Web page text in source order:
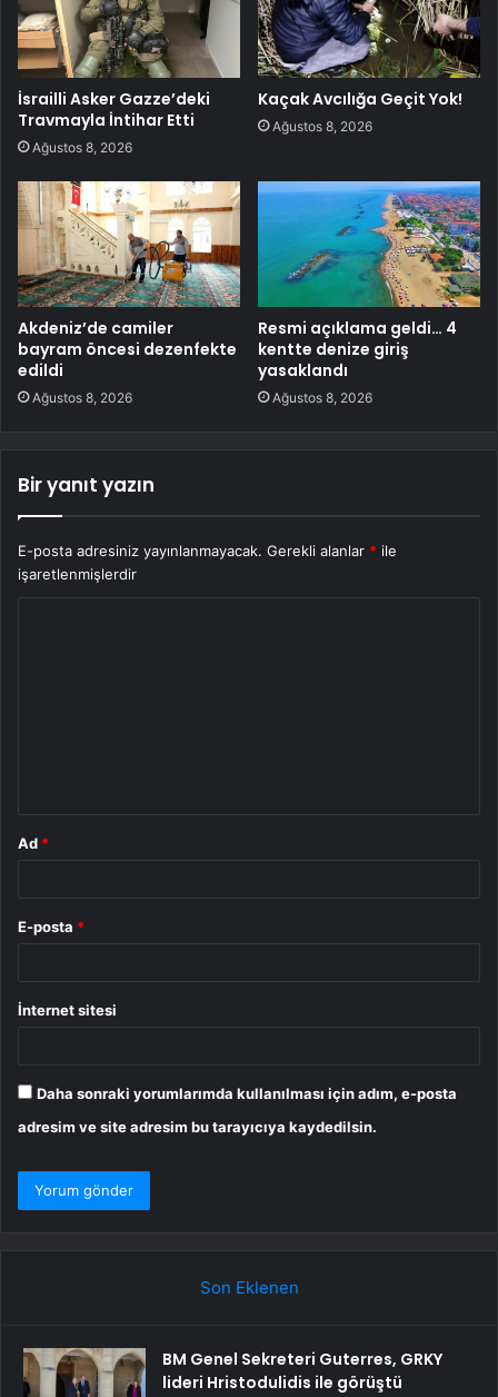
İsrailli Asker Gazze’deki
Travmayla İntihar Etti
Ağustos 8, 2026
Kaçak Avcılığa Geçit Yok!
Ağustos 8, 2026
Akdeniz’de camiler
bayram öncesi dezenfekte
edildi
Ağustos 8, 2026
Resmi açıklama geldi… 4
kentte denize giriş
yasaklandı
Ağustos 8, 2026
Bir yanıt yazın
E-posta adresiniz yayınlanmayacak. Gerekli alanlar * ile
işaretlenmişlerdir
Ad *
E-posta *
İnternet sitesi
Daha sonraki yorumlarımda kullanılması için adım, e-posta
adresim ve site adresim bu tarayıcıya kaydedilsin.
Son Eklenen
BM Genel Sekreteri Guterres, GRKY
lideri Hristodulidis ile görüştü